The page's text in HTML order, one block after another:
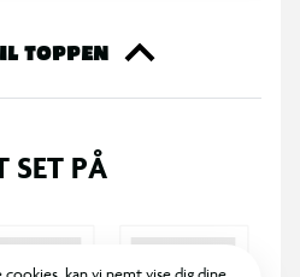
design
TOPPEN
SET PÅ